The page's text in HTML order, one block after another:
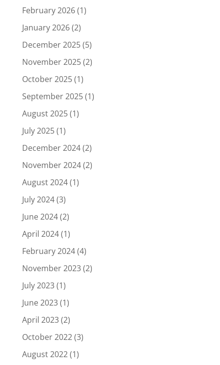
February 2026(1)
January 2026(2)
December 2025(5)
November 2025(2)
October 2025(1)
September 2025(1)
August 2025(1)
July 2025(1)
December 2024(2)
November 2024(2)
August 2024(1)
July 2024(3)
June 2024(2)
April 2024(1)
February 2024(4)
November 2023(2)
July 2023(1)
June 2023(1)
April 2023(2)
October 2022(3)
August 2022(1)